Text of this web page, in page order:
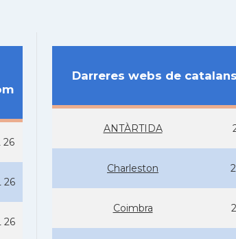
26
26
26
Darreres webs de
ANTÀRTIDA
Charleston
Coimbra